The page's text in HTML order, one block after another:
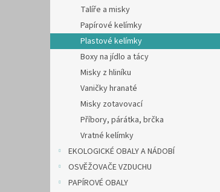
l
Talíře a misky
Papírové kelímky
Plastové kelímky
Boxy na jídlo a tácy
Misky z hliníku
Vaničky hranaté
Misky zotavovací
Příbory, párátka, brčka
Vratné kelímky
EKOLOGICKÉ OBALY A NÁDOBÍ
OSVĚŽOVAČE VZDUCHU
PAPÍROVÉ OBALY